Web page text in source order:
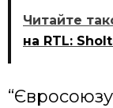
Читайте
на RTL: